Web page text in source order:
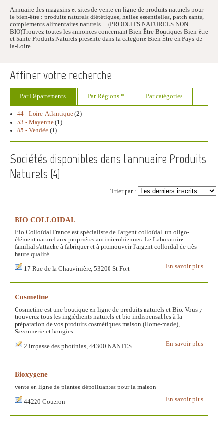
Annuaire des magasins et sites de vente en ligne de produits naturels pour
le bien-être : produits naturels diététiques, huiles essentielles, patch sante,
complements alimentaires naturels ... (PRODUITS NATURELS NON
BIO)Trouvez toutes les annonces concernant Bien Être Boutiques Bien-être
et Santé Produits Naturels présente dans la catégorie Bien Être en Pays-de-
la-Loire
Affiner votre recherche
Par Départements Par Régions * Par catégories
44 - Loire-Atlantique (2)
53 - Mayenne (1)
85 - Vendée (1)
Sociétés disponibles dans l'annuaire Produits
Naturels (4)
Trier par :
BIO COLLOIDAL
Bio Colloïdal France est spécialiste de l'argent colloïdal, un oligo-
élément naturel aux propriétés antimicrobiennes. Le Laboratoire
familial s'attache à fabriquer et à promouvoir l'argent colloïdal de très
haute qualité.
En savoir plus
17 Rue de la Chauvinière, 53200 St Fort
Cosmetine
Cosmetine est une boutique en ligne de produits naturels et Bio. Vous y
trouverez tous les ingrédients naturels et bio indispensables à la
préparation de vos produits cosmétiques maison (Home-made),
Savonnerie et bougies.
En savoir plus
2 impasse des photinias, 44300 NANTES
Bioxygene
vente en ligne de plantes dépolluantes pour la maison
En savoir plus
44220 Coueron